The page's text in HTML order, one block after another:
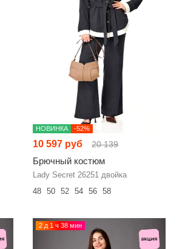
НОВИНКА -52%
10 597 руб 20 139
Брючный костюм
Lady Secret 26251 двойка
48
50 52 54 56 58
2 д 1 ч 38 мин